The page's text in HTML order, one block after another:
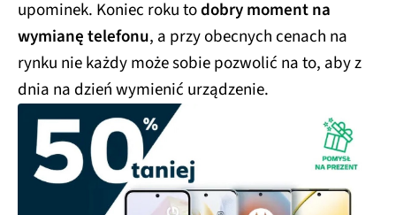
upominek. Koniec roku todobry moment na
wymianę telefonu, a przy obecnych cenach na
rynku nie każdy może sobie pozwolić na to, aby z
dnia na dzień wymienić urządzenie.